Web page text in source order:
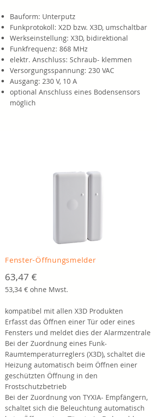
Bauform: Unterputz
Funkprotokoll: X2D bzw. X3D, umschaltbar
Werkseinstellung: X3D, bidirektional
Funkfrequenz: 868 MHz
elektr. Anschluss: Schraub- klemmen
Versorgungsspannung: 230 VAC
Ausgang: 230 V, 10 A
optional Anschluss eines Bodensensors
möglich
Fenster-Öffnungsmelder
63,47 €
53,34 € ohne Mwst.
kompatibel mit allen X3D Produkten
Erfasst das Öffnen einer Tür oder eines
Fensters und meldet dies der Alarmzentrale
Bei der Zuordnung eines Funk-
Raumtemperaturreglers (X3D), schaltet die
Heizung automatisch beim Öffnen einer
geschützten Öffnung in den
Frostschutzbetrieb
Bei der Zuordnung von TYXIA- Empfängern,
schaltet sich die Beleuchtung automatisch